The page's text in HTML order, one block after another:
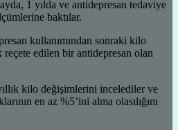
1 yılda ve antidepresan tedaviye
baktılar.
kullanımından sonraki kilo
edilen bir antidepresan olan
kilo değişimlerini incelediler ve
en az %5’ini alma olasılığını